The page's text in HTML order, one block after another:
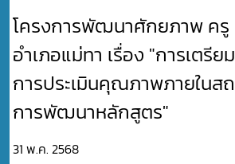
โครงการพัฒนาศักยภาพ ครู
อำเภอแม่ทา เรื่อง "การเตรี
การประเมินคุณภาพภายในส
การพัฒนาหลักสูตร"
31 พ.ค. 2568